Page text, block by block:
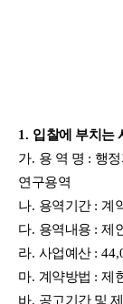
1. 입찰에 부치는
가. 용 역 명 : 행
연구용역
나. 용역기간 : 계
다. 용역내용 :제
라. 사업예산 :
마. 계약방법 :제
바. 공고기간 및